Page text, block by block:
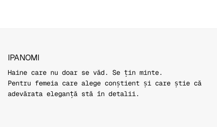
IPANOMI
Haine care nu doar se văd. Se țin minte.
Pentru femeia care alege conștient și care știe că
adevărata eleganță stă în detalii.